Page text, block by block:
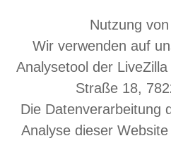
Nutzung
Wir verwenden auf
Analysetool der
Straße 18,
Die Datenverarbeitung
Analyse dieser